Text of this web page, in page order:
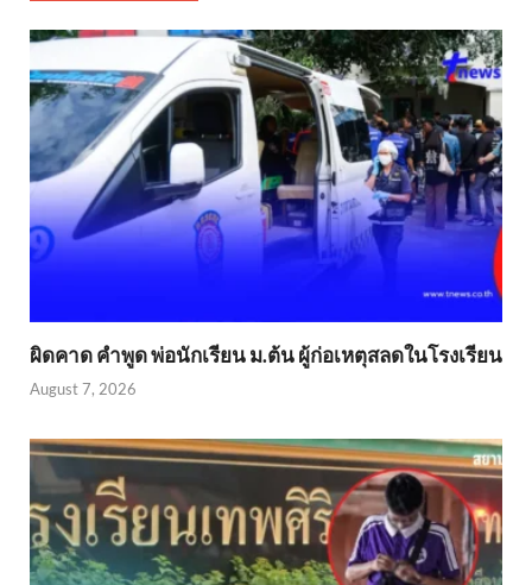
ผิดคาด คำพูด พ่อนักเรียน ม.ต้น ผู้ก่อเหตุสลดในโรงเรียน
August 7, 2026